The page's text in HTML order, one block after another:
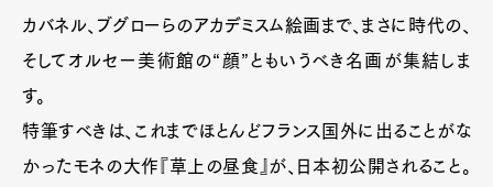
カバネル、ブグローらのアカデミスム絵画まで、まさに時代の、
そしてオルセー美術館の“顔”ともいうべき名画が集結しま
す。
特筆すべきは、これまでほとんどフランス国外に出ることがな
かったモネの大作『草上の昼食』が、日本初公開されること。